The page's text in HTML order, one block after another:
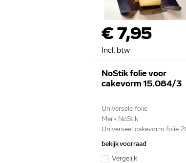
€ 7,95
Incl. btw
NoStik folie voor
cakevorm 15.084/3
Universele folie
Merk NoStik
Universeel cakevorm folie
...
bekijk voorraad
Vergelijk